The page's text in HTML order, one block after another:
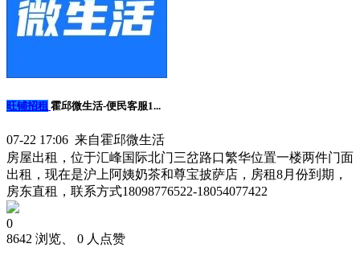
旺铺招租 霍邱微生活-便民客服1...
07-22 17:06 来自霍邱微生活
房屋出租，位于汇峰国际北门三岔路口繁华位置一楼两件门面
出租，现在是沪上阿姨奶茶和尊宝披萨店，房租8月份到期，
房东直租，联系方式18098776522-18054077422
0
8642 浏览、 0 人点赞